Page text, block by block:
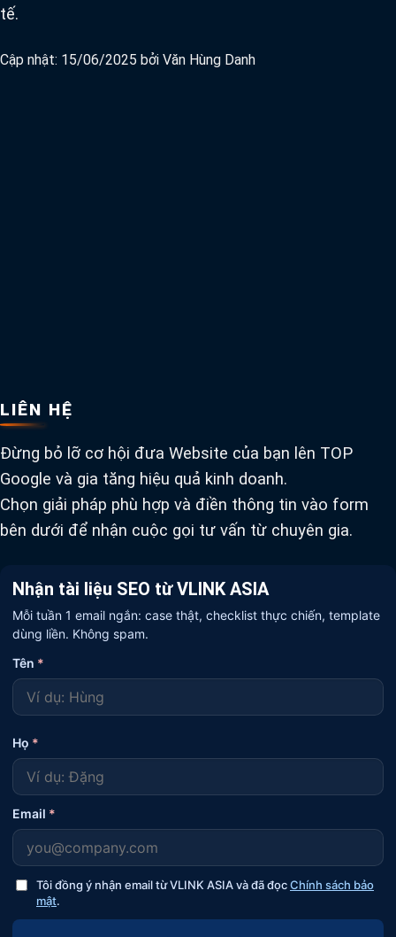
tế.
Cập nhật: 15/06/2025 bởi Văn Hùng Danh
LIÊN HỆ
Đừng bỏ lỡ cơ hội đưa Website của bạn lên TOP
Google và gia tăng hiệu quả kinh doanh.
Chọn giải pháp phù hợp và điền thông tin vào form
bên dưới để nhận cuộc gọi tư vấn từ chuyên gia.
Nhận tài liệu SEO từ VLINK ASIA
Mỗi tuần 1 email ngắn: case thật, checklist thực chiến, template
dùng liền. Không spam.
Tên *
Họ *
Email *
Tôi đồng ý nhận email từ VLINK ASIA và đã đọcChính sách bảo
mật.